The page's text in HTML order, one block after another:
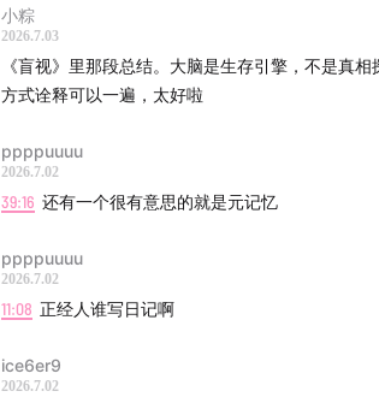
小粽
2026.7.03
《盲视》里那段总结。大脑是生存引擎，不是真
方式诠释可以一遍，太好啦
ppppuuuu
2026.7.02
39:16 还有一个很有意思的就是元记忆
ppppuuuu
2026.7.02
11:08 正经人谁写日记啊
ice6er9
2026.7.02